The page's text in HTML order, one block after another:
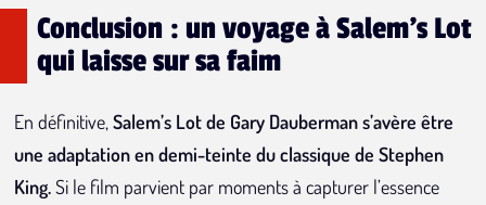
Conclusion : un voyage à Salem's Lot
qui laisse sur sa faim
En définitive,Salem’s Lot de Gary Dauberman s’avère être
une adaptation en demi-teinte du classique de Stephen
King.Si le film parvient par moments à capturer l’essence